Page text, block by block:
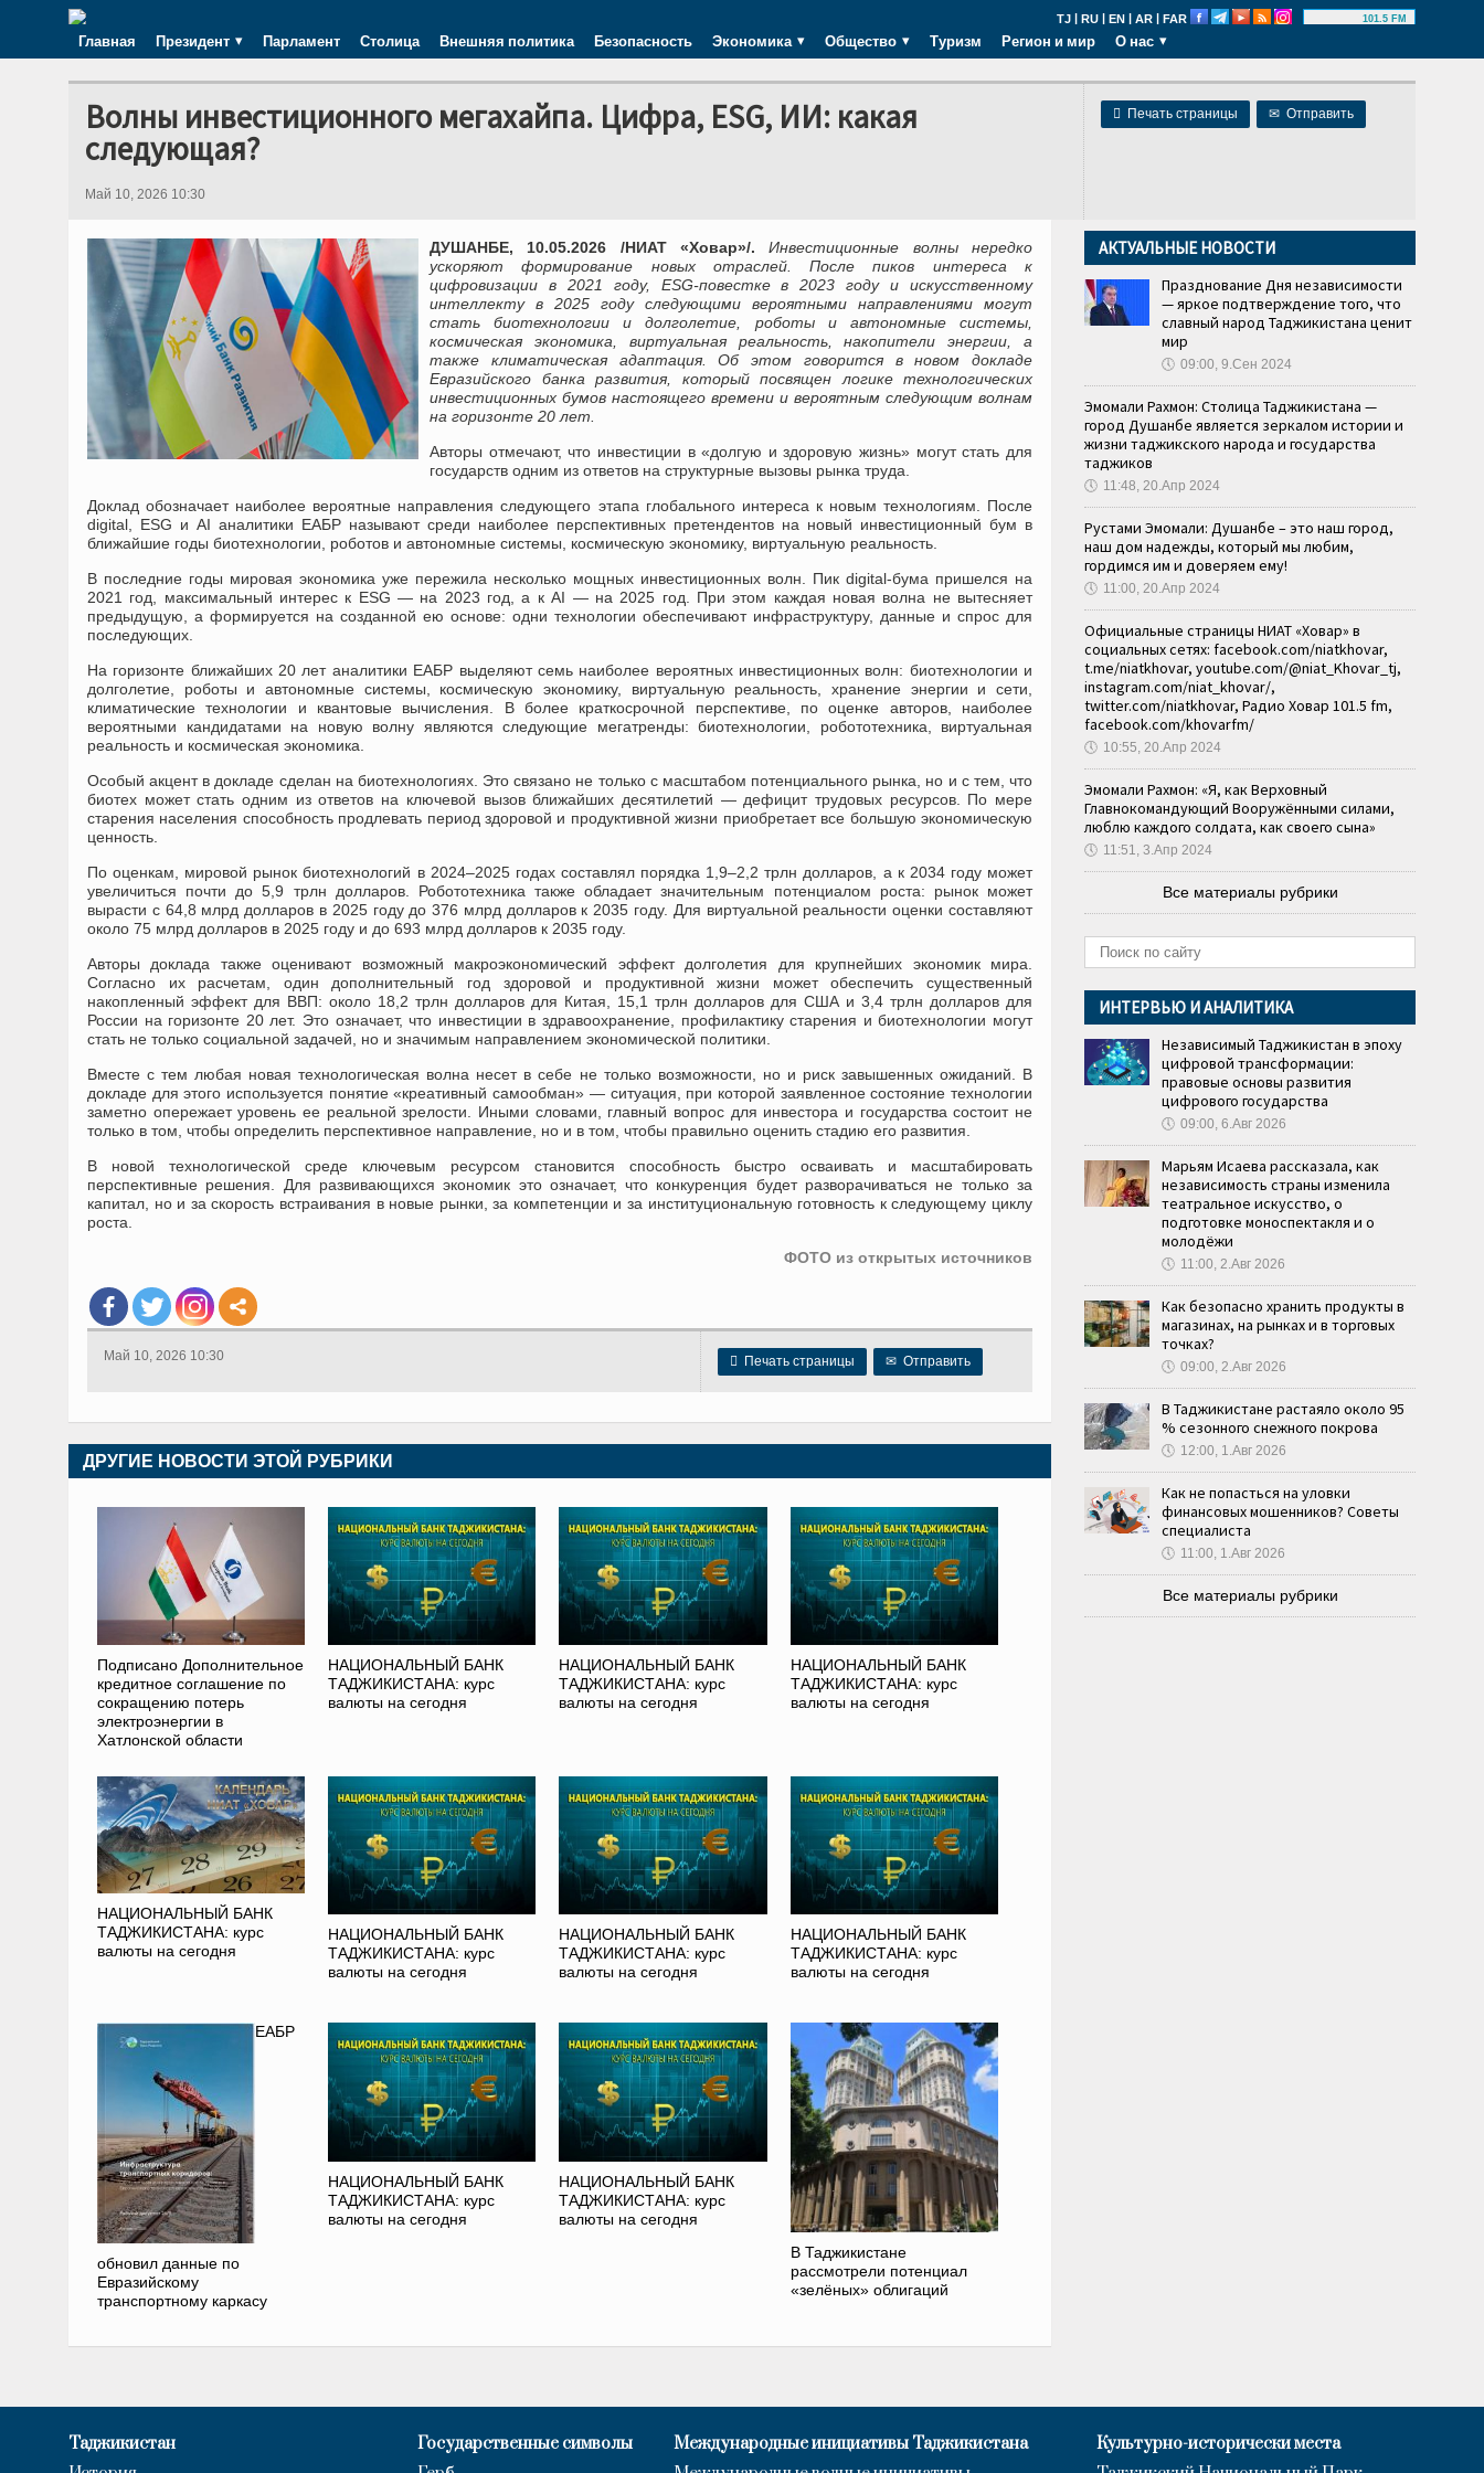
TJ | RU | EN | AR | FAR 101.5 FM
Главная Президент Парламент Столица Внешняя политика Безопасность Экономика Общество Туризм Регион и мир О нас
 Печать страницы ✉ Отправить
Волны инвестиционного мегахайпа. Цифра, ESG, ИИ: какая
следующая?
Май 10, 2026 10:30
ДУШАНБЕ, 10.05.2026 /НИАТ «Ховар»/.Инвестиционные волны нередко
ускоряют формирование новых отраслей. После пиков интереса к
цифровизации в 2021 году, ESG-повестке в 2023 году и искусственному
интеллекту в 2025 году следующими вероятными направлениями могут
стать биотехнологии и долголетие, роботы и автономные системы,
космическая экономика, виртуальная реальность, накопители энергии, а
также климатическая адаптация. Об этом говорится в новом докладе
Евразийского банка развития, который посвящен логике технологических
инвестиционных бумов настоящего времени и вероятным следующим волнам
на горизонте 20 лет.
Авторы отмечают, что инвестиции в «долгую и здоровую жизнь» могут стать для
государств одним из ответов на структурные вызовы рынка труда.
Доклад обозначает наиболее вероятные направления следующего этапа глобального интереса к новым технологиям. После
digital, ESG и AI аналитики ЕАБР называют среди наиболее перспективных претендентов на новый инвестиционный бум в
ближайшие годы биотехнологии, роботов и автономные системы, космическую экономику, виртуальную реальность.
В последние годы мировая экономика уже пережила несколько мощных инвестиционных волн. Пик digital-бума пришелся на
2021 год, максимальный интерес к ESG — на 2023 год, а к AI — на 2025 год. При этом каждая новая волна не вытесняет
предыдущую, а формируется на созданной ею основе: одни технологии обеспечивают инфраструктуру, данные и спрос для
последующих.
На горизонте ближайших 20 лет аналитики ЕАБР выделяют семь наиболее вероятных инвестиционных волн: биотехнологии и
долголетие, роботы и автономные системы, космическую экономику, виртуальную реальность, хранение энергии и сети,
климатические технологии и квантовые вычисления. В более краткосрочной перспективе, по оценке авторов, наиболее
вероятными кандидатами на новую волну являются следующие мегатренды: биотехнологии, робототехника, виртуальная
реальность и космическая экономика.
Особый акцент в докладе сделан на биотехнологиях. Это связано не только с масштабом потенциального рынка, но и с тем, что
биотех может стать одним из ответов на ключевой вызов ближайших десятилетий — дефицит трудовых ресурсов. По мере
старения населения способность продлевать период здоровой и продуктивной жизни приобретает все большую экономическую
ценность.
По оценкам, мировой рынок биотехнологий в 2024–2025 годах составлял порядка 1,9–2,2 трлн долларов, а к 2034 году может
увеличиться почти до 5,9 трлн долларов. Робототехника также обладает значительным потенциалом роста: рынок может
вырасти с 64,8 млрд долларов в 2025 году до 376 млрд долларов к 2035 году. Для виртуальной реальности оценки составляют
около 75 млрд долларов в 2025 году и до 693 млрд долларов к 2035 году.
Авторы доклада также оценивают возможный макроэкономический эффект долголетия для крупнейших экономик мира.
Согласно их расчетам, один дополнительный год здоровой и продуктивной жизни может обеспечить существенный
накопленный эффект для ВВП: около 18,2 трлн долларов для Китая, 15,1 трлн долларов для США и 3,4 трлн долларов для
России на горизонте 20 лет. Это означает, что инвестиции в здравоохранение, профилактику старения и биотехнологии могут
стать не только социальной задачей, но и значимым направлением экономической политики.
Вместе с тем любая новая технологическая волна несет в себе не только возможности, но и риск завышенных ожиданий. В
докладе для этого используется понятие «креативный самообман» — ситуация, при которой заявленное состояние технологии
заметно опережает уровень ее реальной зрелости. Иными словами, главный вопрос для инвестора и государства состоит не
только в том, чтобы определить перспективное направление, но и в том, чтобы правильно оценить стадию его развития.
В новой технологической среде ключевым ресурсом становится способность быстро осваивать и масштабировать
перспективные решения. Для развивающихся экономик это означает, что конкуренция будет разворачиваться не только за
капитал, но и за скорость встраивания в новые рынки, за компетенции и за институциональную готовность к следующему циклу
роста.
ФОТО из открытых источников
 Печать страницы ✉ Отправить
Май 10, 2026 10:30
ДРУГИЕ НОВОСТИ ЭТОЙ РУБРИКИ
Подписано Дополнительное
кредитное соглашение по
сокращению потерь
электроэнергии в
Хатлонской области
НАЦИОНАЛЬНЫЙ БАНК
ТАДЖИКИСТАНА: курс
валюты на сегодня
НАЦИОНАЛЬНЫЙ БАНК
ТАДЖИКИСТАНА: курс
валюты на сегодня
НАЦИОНАЛЬНЫЙ БАНК
ТАДЖИКИСТАНА: курс
валюты на сегодня
НАЦИОНАЛЬНЫЙ БАНК
ТАДЖИКИСТАНА: курс
валюты на сегодня
НАЦИОНАЛЬНЫЙ БАНК
ТАДЖИКИСТАНА: курс
валюты на сегодня
НАЦИОНАЛЬНЫЙ БАНК
ТАДЖИКИСТАНА: курс
валюты на сегодня
НАЦИОНАЛЬНЫЙ БАНК
ТАДЖИКИСТАНА: курс
валюты на сегодня
ЕАБР
обновил данные по
Евразийскому
транспортному каркасу
НАЦИОНАЛЬНЫЙ БАНК
ТАДЖИКИСТАНА: курс
валюты на сегодня
НАЦИОНАЛЬНЫЙ БАНК
ТАДЖИКИСТАНА: курс
валюты на сегодня
В Таджикистане
рассмотрели потенциал
«зелёных» облигаций
АКТУАЛЬНЫЕ НОВОСТИ
Празднование Дня независимости
— яркое подтверждение того, что
славный народ Таджикистана ценит
мир
🕔 09:00, 9.Сен 2024
Эмомали Рахмон: Столица Таджикистана —
город Душанбе является зеркалом истории и
жизни таджикского народа и государства
таджиков
🕔 11:48, 20.Апр 2024
Рустами Эмомали: Душанбе – это наш город,
наш дом надежды, который мы любим,
гордимся им и доверяем ему!
🕔 11:00, 20.Апр 2024
Официальные страницы НИАТ «Ховар» в
социальных сетях: facebook.com/niatkhovar,
t.me/niatkhovar, youtube.com/@niat_Khovar_tj,
instagram.com/niat_khovar/,
twitter.com/niatkhovar, Радио Ховар 101.5 fm,
facebook.com/khovarfm/
🕔 10:55, 20.Апр 2024
Эмомали Рахмон: «Я, как Верховный
Главнокомандующий Вооружёнными силами,
люблю каждого солдата, как своего сына»
🕔 11:51, 3.Апр 2024
Все материалы рубрики
ИНТЕРВЬЮ И АНАЛИТИКА
Независимый Таджикистан в эпоху
цифровой трансформации:
правовые основы развития
цифрового государства
🕔 09:00, 6.Авг 2026
Марьям Исаева рассказала, как
независимость страны изменила
театральное искусство, о
подготовке моноспектакля и о
молодёжи
🕔 11:00, 2.Авг 2026
Как безопасно хранить продукты в
магазинах, на рынках и в торговых
точках?
🕔 09:00, 2.Авг 2026
В Таджикистане растаяло около 95
% сезонного снежного покрова
🕔 12:00, 1.Авг 2026
Как не попасться на уловки
финансовых мошенников? Советы
специалиста
🕔 11:00, 1.Авг 2026
Все материалы рубрики
Таджикистан
Государственные символы
Международные инициативы Таджикистана
Культурно-исторически места